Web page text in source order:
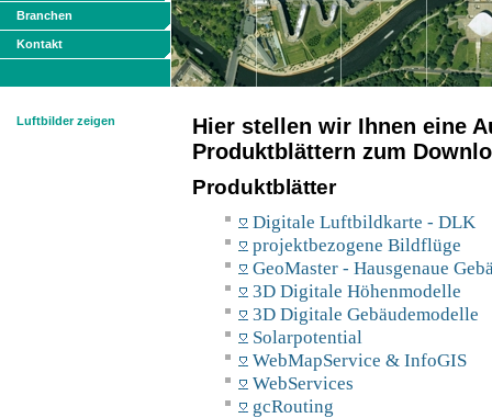
Branchen
Kontakt
Luftbilder zeigen
Hier stellen wir Ihnen eine
Produktblättern zum
Produktblätter
Digitale Luftbildkarte - DLK
projektbezogene Bildflüge
GeoMaster - Hausgenaue
3D Digitale Höhenmodelle
3D Digitale Gebäudemodelle
Solarpotential
WebMapService & InfoGIS
WebServices
gcRouting